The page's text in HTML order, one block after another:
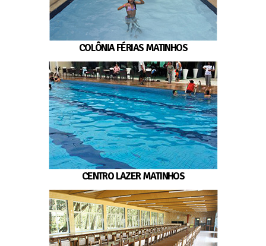
COLÔNIA FÉRIAS MATINHOS
CENTRO LAZER MATINHOS